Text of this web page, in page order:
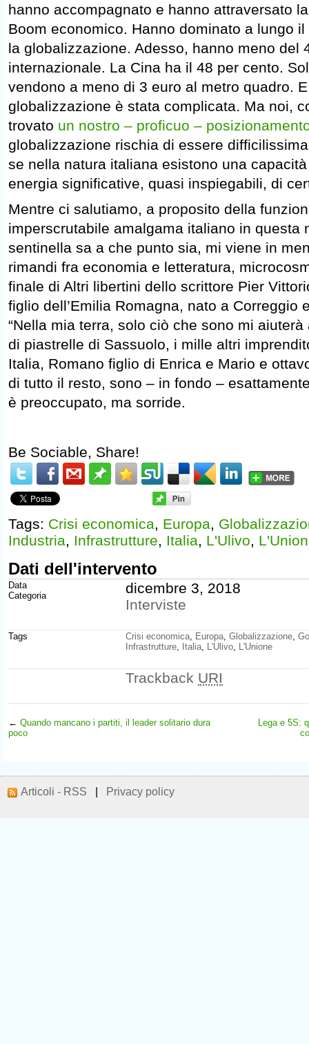
hanno accompagnato e hanno attraversato
Boom economico. Hanno dominato a lungo
la globalizzazione. Adesso, hanno meno del
internazionale. La Cina ha il 48 per cento.
vendono a meno di 3 euro al metro quadro.
globalizzazione è stata complicata. Ma noi,
trovato un nostro – proficuo –
globalizzazione rischia di essere
se nella natura italiana esistono una
energia significative, quasi inspiegabili, di
Mentre ci salutiamo, a proposito della
imperscrutabile amalgama italiano in questa
sentinella sa a che punto sia, mi viene in
rimandi fra economia e letteratura,
finale di Altri libertini dello scrittore Pier
figlio dell’Emilia Romagna, nato a Correggio
“Nella mia terra, solo ciò che sono mi aiuterà
di piastrelle di Sassuolo, i mille altri
Italia, Romano figlio di Enrica e Mario e
di tutto il resto, sono – in fondo –
è preoccupato, ma sorride.
Be Sociable, Share!
Tags: Crisi economica, Europa,
Industria, Infrastrutture, Italia, L'Ulivo,
Dati dell'intervento
Data
Categoria
dicembre 3, 2018
Interviste
Tags Crisi economica Europa Globalizzazione
Infrastrutture
Italia L'Ulivo L'Unione
Trackback URI
← Quando mancano i partiti, il leader solitario dura
poco
Lega e 5S:
Articoli - RSS Privacy policy